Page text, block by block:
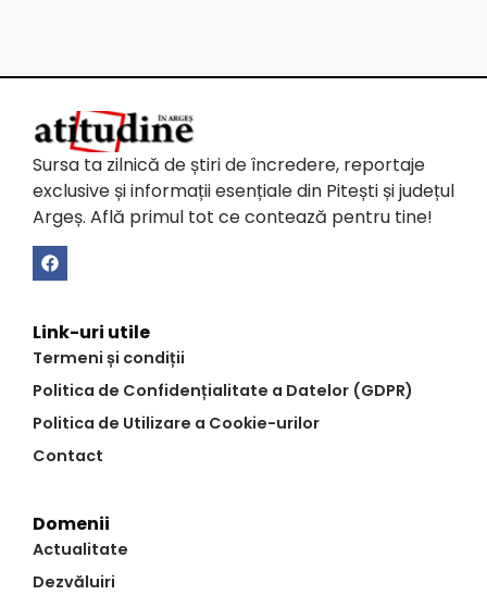
Sursa ta zilnică de știri de încredere, reportaje
exclusive și informații esențiale din Pitești și județul
Argeș. Află primul tot ce contează pentru tine!
Link-uri utile
Termeni și condiții
Politica de Confidențialitate a Datelor (GDPR)
Politica de Utilizare a Cookie-urilor
Contact
Domenii
Actualitate
Dezvăluiri